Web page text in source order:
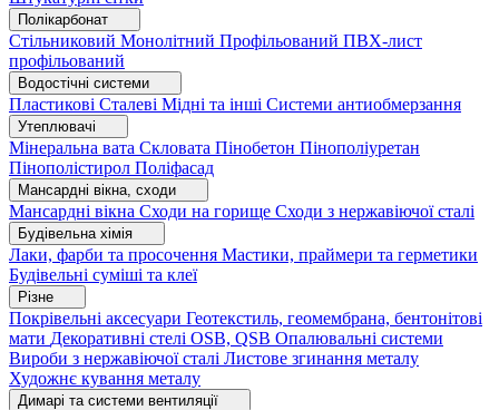
Полікарбонат
Стільниковий Монолітний Профільований ПВХ-лист
профільований
Водостічні системи
Пластикові Сталеві Мідні та інші Системи антиобмерзання
Утеплювачі
Мінеральна вата Скловата Пінобетон Пінополіуретан
Пінополістирол Поліфасад
Мансардні вікна, сходи
Мансардні вікна Сходи на горище Сходи з нержавіючої сталі
Будівельна хімія
Лаки, фарби та просочення Мастики, праймери та герметики
Будівельні суміші та клеї
Різне
Покрівельні аксесуари Геотекстиль, геомембрана, бентонітові
мати Декоративні стелі OSB, QSB Опалювальні системи
Вироби з нержавіючої сталі Листове згинання металу
Художнє кування металу
Димарі та системи вентиляції